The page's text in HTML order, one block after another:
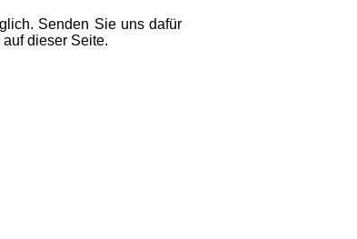
Senden Sie uns dafür
dieser Seite.